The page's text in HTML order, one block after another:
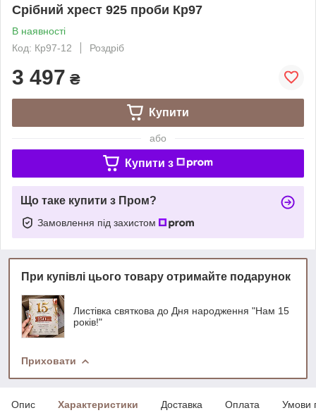
Срібний хрест 925 проби Кр97
В наявності
Код: Кр97-12
Роздріб
3 497 ₴
Купити
або
Купити з
Що таке купити з Пром?
Замовлення під захистом
При купівлі цього товару отримайте подарунок
Листівка святкова до Дня народження "Нам 15
років!"
Приховати
Опис Характеристики Доставка Оплата Умови